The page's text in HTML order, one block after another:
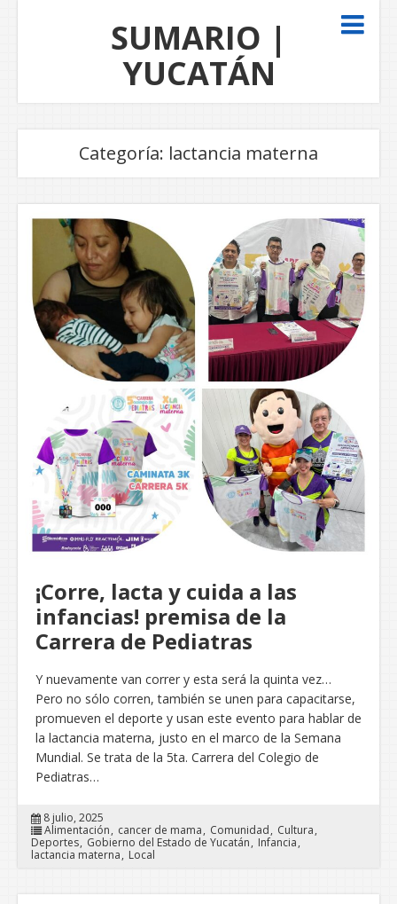
SUMARIO |
YUCATÁN
Categoría: lactancia materna
¡Corre, lacta y cuida a las
infancias! premisa de la
Carrera de Pediatras
Y nuevamente van correr y esta será la quinta vez…
Pero no sólo corren, también se unen para capacitarse,
promueven el deporte y usan este evento para hablar de
la lactancia materna, justo en el marco de la Semana
Mundial. Se trata de la 5ta. Carrera del Colegio de
Pediatras…
8 julio, 2025
Alimentación
cancer de mama Comunidad
Cultura
Deportes Gobierno del Estado de Yucatán
Infancia
lactancia materna
Local